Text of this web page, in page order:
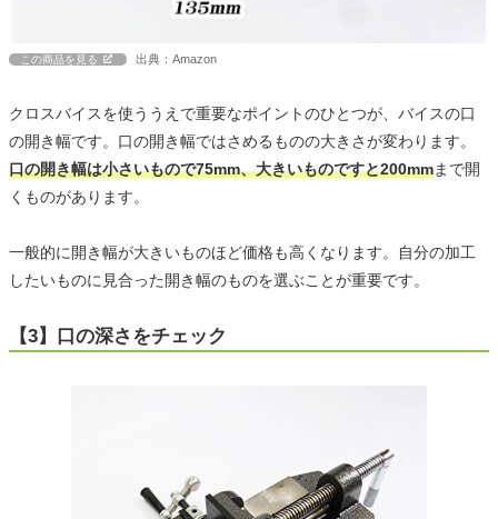
この商品を見る 出典：Amazon
クロスバイスを使ううえで重要なポイントのひとつが、バイスの口
の開き幅です。口の開き幅ではさめるものの大きさが変わります。
口の開き幅は小さいもので75mm、大きいものですと200mmまで開
くものがあります。
一般的に開き幅が大きいものほど価格も高くなります。自分の加工
したいものに見合った開き幅のものを選ぶことが重要です。
【3】口の深さをチェック